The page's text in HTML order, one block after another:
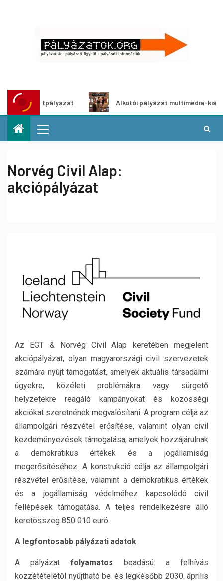
Alkotói pályázat multimédia-kiállításhoz
Norvég Civil Alap:
akciópályázat
Az EGT & Norvég Civil Alap keretében megjelent
akciópályázat, olyan magyarországi civil szervezetek
számára nyújt támogatást, amelyek aktuális társadalmi
ügyekre, közéleti problémákra vagy sürgető
helyzetekre reagáló kampányokat és közösségi
akciókat szeretnének megvalósítani. A program célja az
állampolgári részvétel erősítése, valamint olyan civil
kezdeményezések támogatása, amelyek hozzájárulnak
a demokratikus értékek és a jogállamiság
megerősítéséhez. A konstrukció célja az állampolgári
részvétel erősítése, valamint a demokratikus értékek
és a jogállamiság védelméhez kapcsolódó civil
fellépések támogatása. A teljes rendelkezésre álló
keretösszeg 850 010 euró.
A legfontosabb pályázati adatok
A pályázatfolyamatos beadású: a felhívás
közzétételétől nyújtható be, és legkésőbb 2030. április